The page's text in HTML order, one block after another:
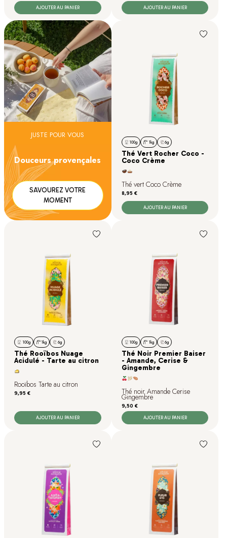
AJOUTER AU PANIER AJOUTER AU PANIER
JUSTE POUR VOUS
Douceurs provençales
SAVOUREZ VOTRE
MOMENT
100g 1kg 6g
Thé Vert Rocher Coco -
Coco Crème
Thé vert Coco Crème
Prix
8,95 €
AJOUTER AU PANIER
100g 1kg 6g
Thé Rooïbos Nuage
Acidulé - Tarte au citron
Rooïbos Tarte au citron
Prix
9,95 €
AJOUTER AU PANIER
100g 1kg 6g
Thé Noir Premier Baiser
- Amande, Cerise &
Gingembre
Thé noir Amande Cerise
Gingembre
Prix
9,50 €
AJOUTER AU PANIER